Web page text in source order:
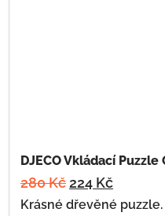
DJECO Vkládací
280Kč224 Kč
Krásné dřevěné